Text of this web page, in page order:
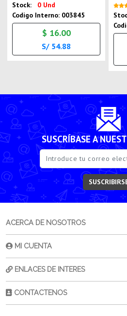
Stock:
0 Und
Codigo Interno: 003845
$ 16.00
S/ 54.88
SUSCRÍBASE A
ACERCA DE NOSOTROS
MI CUENTA
ENLACES DE INTERES
CONTACTENOS